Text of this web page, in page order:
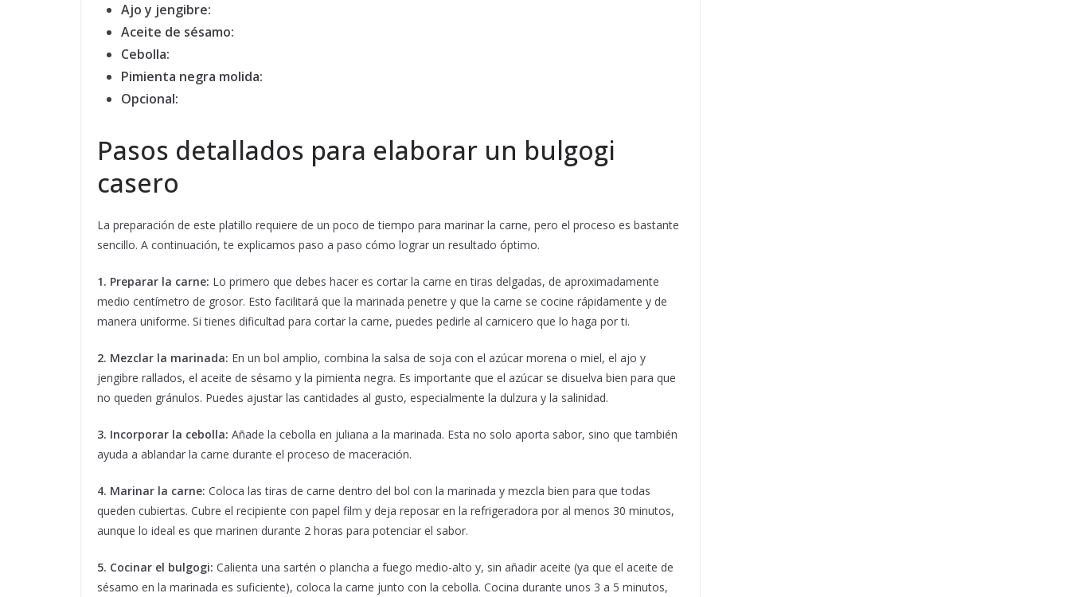
Ajo y jengibre:
Aceite de sésamo:
Cebolla:
Pimienta negra molida:
Opcional:
Pasos detallados para elaborar un bulgogi
casero
La preparación de este platillo requiere de un poco de tiempo para marinar la carne, pero el proceso es bastante
sencillo. A continuación, te explicamos paso a paso cómo lograr un resultado óptimo.
1. Preparar la carne: Lo primero que debes hacer es cortar la carne en tiras delgadas, de aproximadamente
medio centímetro de grosor. Esto facilitará que la marinada penetre y que la carne se cocine rápidamente y de
manera uniforme. Si tienes dificultad para cortar la carne, puedes pedirle al carnicero que lo haga por ti.
2. Mezclar la marinada: En un bol amplio, combina la salsa de soja con el azúcar morena o miel, el ajo y
jengibre rallados, el aceite de sésamo y la pimienta negra. Es importante que el azúcar se disuelva bien para que
no queden gránulos. Puedes ajustar las cantidades al gusto, especialmente la dulzura y la salinidad.
3. Incorporar la cebolla: Añade la cebolla en juliana a la marinada. Esta no solo aporta sabor, sino que también
ayuda a ablandar la carne durante el proceso de maceración.
4. Marinar la carne: Coloca las tiras de carne dentro del bol con la marinada y mezcla bien para que todas
queden cubiertas. Cubre el recipiente con papel film y deja reposar en la refrigeradora por al menos 30 minutos,
aunque lo ideal es que marinen durante 2 horas para potenciar el sabor.
5. Cocinar el bulgogi: Calienta una sartén o plancha a fuego medio-alto y, sin añadir aceite (ya que el aceite de
sésamo en la marinada es suficiente), coloca la carne junto con la cebolla. Cocina durante unos 3 a 5 minutos,